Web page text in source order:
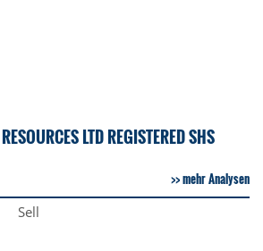
LTD REGISTERED SHS
mehr Analysen
Sell